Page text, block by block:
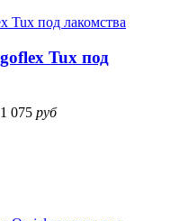
Tux под
1 075 руб